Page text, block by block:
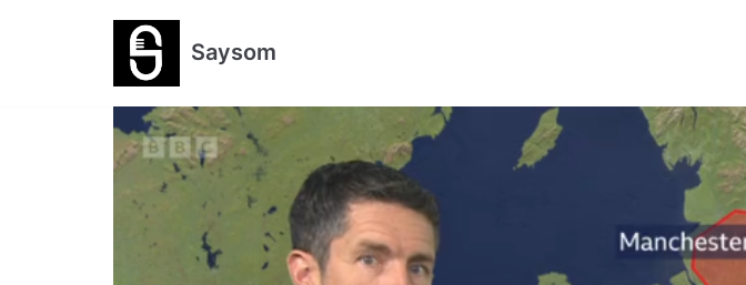
Saysom